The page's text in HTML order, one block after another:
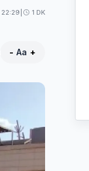
22:29 1 DK
- Aa +